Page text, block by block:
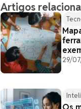
Artigos
29/